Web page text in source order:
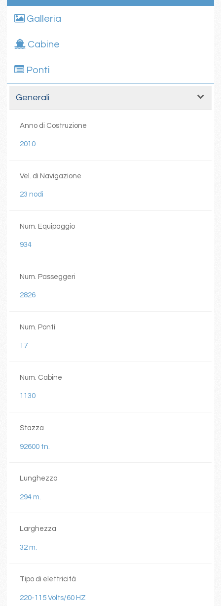
Galleria
Cabine
Ponti
Generali
Anno di Costruzione
2010
Vel. di Navigazione
23 nodi
Num. Equipaggio
934
Num. Passeggeri
2826
Num. Ponti
17
Num. Cabine
1130
Stazza
92600 tn.
Lunghezza
294 m.
Larghezza
32 m.
Tipo di elettricità
220-115 Volts/60 HZ